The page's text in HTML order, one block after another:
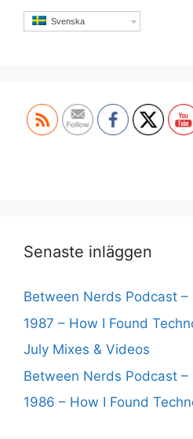
Svenska
Senaste inläggen
Between Nerds Podcast –
1987 – How I Found
July Mixes & Videos
Between Nerds Podcast –
1986 – How I Found